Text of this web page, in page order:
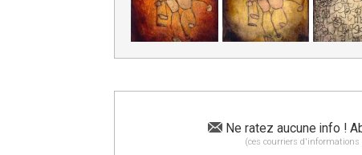
Ne ratez aucune info !
(ces courriers d'informations